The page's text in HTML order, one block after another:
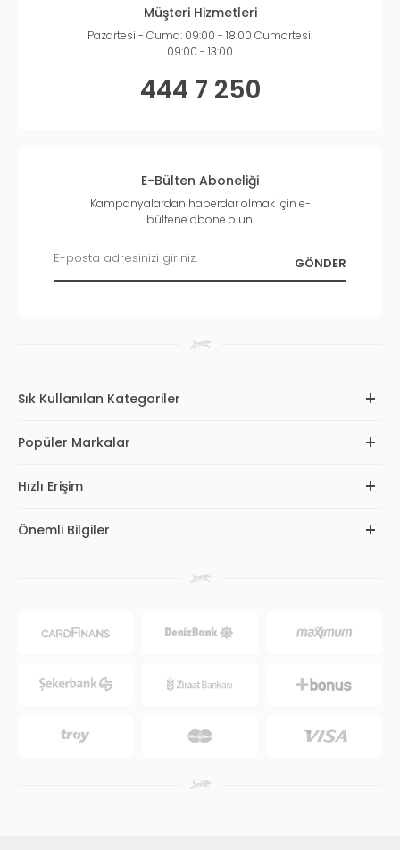
Müşteri Hizmetleri
Pazartesi - Cuma: 09:00 - 18:00 Cumartesi:
09:00 - 13:00
444 7 250
E-Bülten Aboneliği
Kampanyalardan haberdar olmak için e-
bültene abone olun.
Sık Kullanılan Kategoriler
Popüler Markalar
Hızlı Erişim
Önemli Bilgiler